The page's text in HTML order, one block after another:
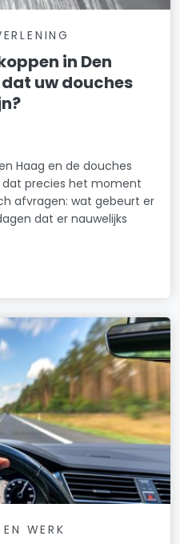
in Den
uw douches
Haag en de douches
dat precies het moment
afvragen: wat gebeurt er
dat er nauwelijks
WERK